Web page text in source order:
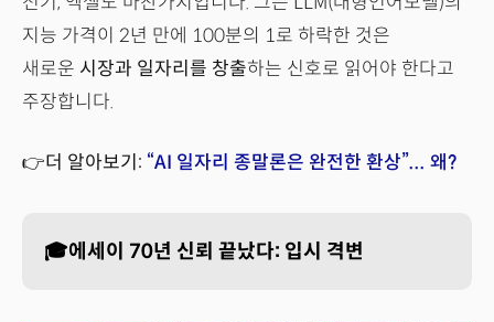
지능 가격이 2년 만에 100분의 1로 하락한 것은
새로운 시장과 일자리를 창출하는 신호로 읽어야 한다고
주장합니다.
👉더 알아보기: “AI 일자리 종말론은 완전한 환상”... 왜?
🎓에세이 70년 신뢰 끝났다: 입시 격변